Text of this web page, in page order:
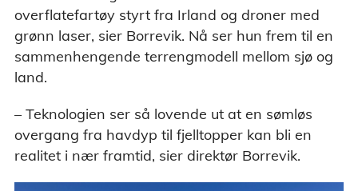
overflatefartøy styrt fra Irland og droner med
grønn laser, sier Borrevik. Nå ser hun frem til en
sammenhengende terrengmodell mellom sjø og
land.
– Teknologien ser så lovende ut at en sømløs
overgang fra havdyp til fjelltopper kan bli en
realitet i nær framtid, sier direktør Borrevik.